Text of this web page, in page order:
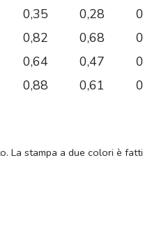
0,35 0,28
0,82 0,68
0,64 0,47
0,88 0,61
La stampa a due colori è